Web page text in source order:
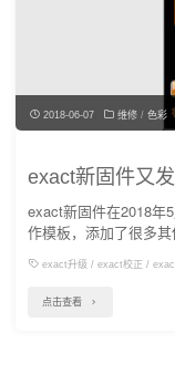
2018-06-07 维修 / 色彩
exact新固件又
exact新固件在2018年
作模板，添加了很多
exact升级 / exact校正 /
点击查看 "exact